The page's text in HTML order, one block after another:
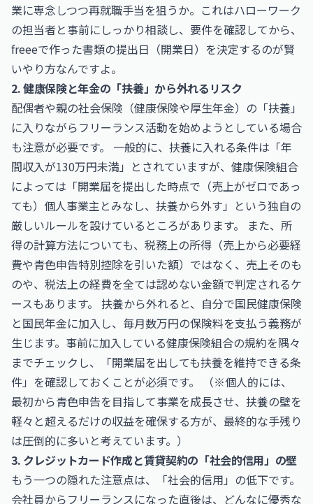
業に専念しつつ再就職手当を狙うか。これはハローワーク
の担当者と事前にしっかり相談し、要件を確認してから、
freeeで作った書類の提出日（開業日）を決定するのが賢
いやり方なんですよ。
2. 健康保険と年金の「扶養」から外れるリスク
配偶者や親の社会保険（健康保険や厚生年金）の「扶養」
に入りながらフリーランス活動を始めようとしている場合
も注意が必要です。 一般的に、扶養に入れる条件は「年
間収入が130万円未満」とされていますが、健康保険組合
によっては「開業届を提出した時点で（売上がゼロであっ
ても）個人事業主とみなし、扶養から外す」という独自の
厳しいルールを設けているところがあります。 また、所
得の計算方法についても、税務上の所得（売上から必要経
費や青色申告特別控除を引いた額）ではなく、売上そのも
のや、税法上の経費を全ては認めない金額で判定されるケ
ースもあります。 扶養から外れると、自分で国民健康保険
と国民年金に加入し、毎月数万円の保険料を支払う義務が
生じます。事前に加入している健康保険組合の規約を隅々
までチェックし、「開業届を出しても扶養を維持できる条
件」を確認しておくことが必須です。 （※個人的には、
最初から青色申告を目指して事業を成長させ、扶養の壁を
軽々と超えるだけの収益を確保する方が、最終的な手残り
は圧倒的に多いと考えています。）
3. クレジットカード作成と賃貸契約の「社会的信用」の壁
もう一つの隠れた注意点は、「社会的信用」の低下です。
会社員からフリーランスになった直後は、どんなに優秀な